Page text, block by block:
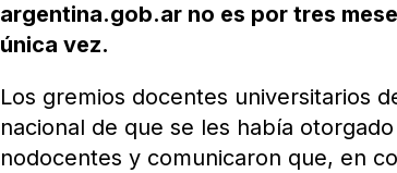
argentina.gob.ar no es por tres
única vez.
Los gremios docentes universitarios
nacional de que se les había
nodocentes y comunicaron que, en